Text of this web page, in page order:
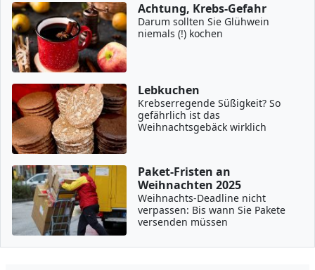
Achtung, Krebs-Gefahr
Darum sollten Sie Glühwein
niemals (!) kochen
Lebkuchen
Krebserregende Süßigkeit? So
gefährlich ist das
Weihnachtsgebäck wirklich
Paket-Fristen an
Weihnachten 2025
Weihnachts-Deadline nicht
verpassen: Bis wann Sie Pakete
versenden müssen